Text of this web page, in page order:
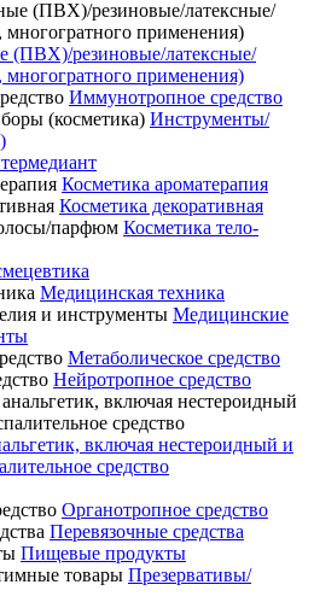
(ПВХ)/резиновые/латексные/
применения)
Иммунотропное средство
Инструменты/
Косметика ароматерапия
Косметика декоративная
Косметика тело-
Медицинская техника
Медицинские
Метаболическое средство
Нейротропное средство
включая нестероидный и
средство
Органотропное средство
Перевязочные средства
Пищевые продукты
Презервативы/